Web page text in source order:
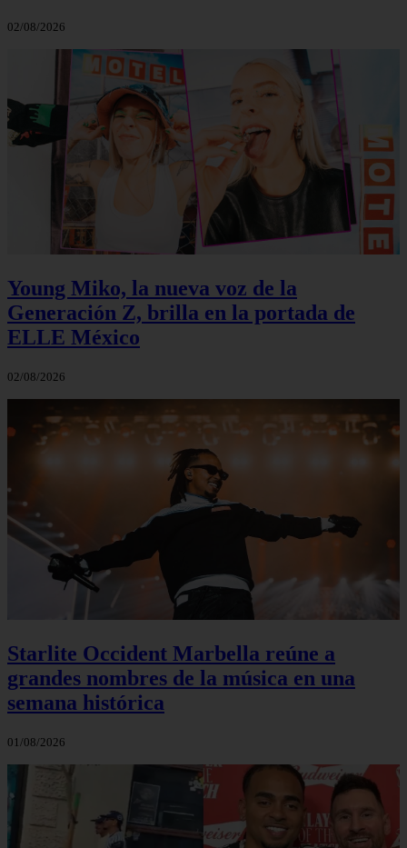
02/08/2026
Young Miko, la nueva voz de la
Generación Z, brilla en la portada de
ELLE México
02/08/2026
Starlite Occident Marbella reúne a
grandes nombres de la música en una
semana histórica
01/08/2026